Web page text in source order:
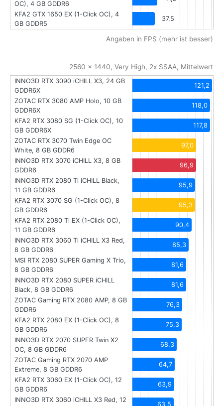
OC), 4 GB GDDR6
KFA2 GTX 1650 EX (1-Click OC), 4
GB GDDR5
37,5
Angaben in FPS (mehr ist besser)
2560 x 1440, Very High, 2x SSAA, Mittelwert
INNO3D RTX 3090 iCHILL X3, 24 GB
GDDR6X
121,2
ZOTAC RTX 3080 AMP Holo, 10 GB
GDDR6X
118,0
KFA2 RTX 3080 SG (1-Click OC), 10
GB GDDR6X
117,8
ZOTAC RTX 3070 Twin Edge OC
White, 8 GB GDDR6
97,0
INNO3D RTX 3070 iCHILL X3, 8 GB
GDDR6
96,9
INNO3D RTX 2080 Ti iCHILL Black,
11 GB GDDR6
95,9
KFA2 RTX 3070 SG (1-Click OC), 8
GB GDDR6
95,3
KFA2 RTX 2080 Ti EX (1-Click OC),
11 GB GDDR6
90,4
INNO3D RTX 3060 Ti iCHILL X3 Red,
8 GB GDDR6
85,3
MSI RTX 2080 SUPER Gaming X Trio,
8 GB GDDR6
81,6
INNO3D RTX 2080 SUPER iCHILL
Black, 8 GB GDDR6
81,6
ZOTAC Gaming RTX 2080 AMP, 8 GB
GDDR6
76,3
KFA2 RTX 2080 EX (1-Click OC), 8
GB GDDR6
75,3
INNO3D RTX 2070 SUPER Twin X2
OC, 8 GB GDDR6
68,3
ZOTAC Gaming RTX 2070 AMP
Extreme, 8 GB GDDR6
64,7
KFA2 RTX 3060 EX (1-Click OC), 12
GB GDDR6
63,9
INNO3D RTX 3060 iCHILL X3 Red, 12
63,5